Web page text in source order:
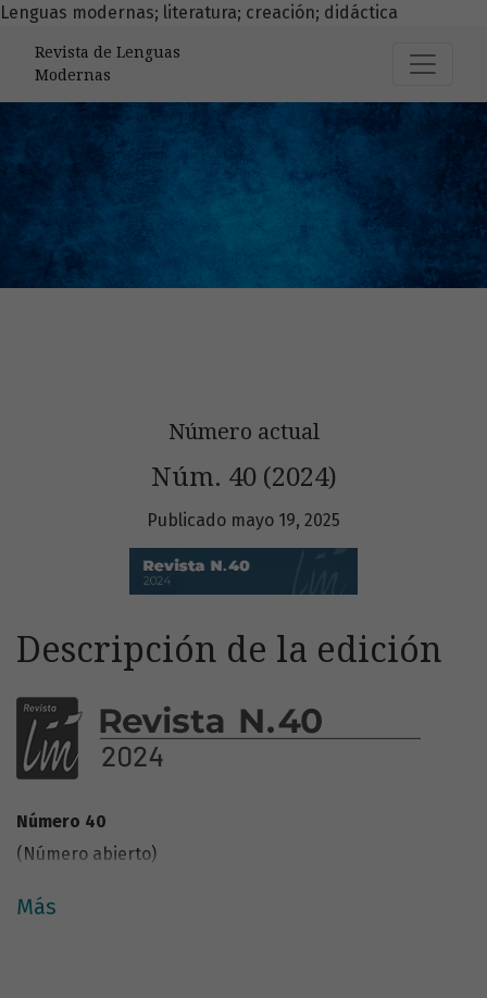
Lenguas modernas; literatura; creación; didáctica
Revista de Lenguas Modernas
Revista de Lenguas
Modernas
Número actual
Núm. 40 (2024)
Publicado mayo 19, 2025
Descripción de la edición
Número 40
(Número abierto)
Más